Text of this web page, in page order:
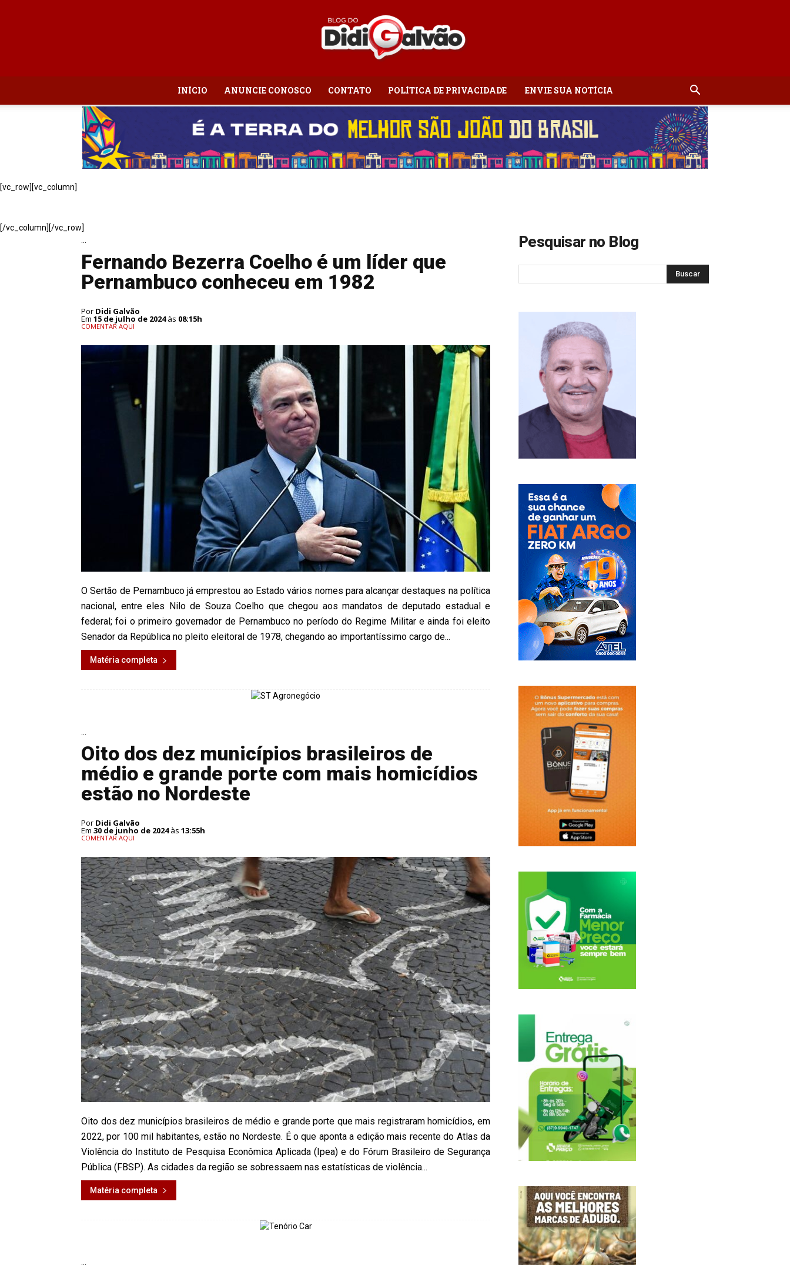
INÍCIO ANUNCIE CONOSCO CONTATO POLÍTICA DE PRIVACIDADE ENVIE SUA NOTÍCIA
[vc_row][vc_column]
[/vc_column][/vc_row]
...
Fernando Bezerra Coelho é um líder que
Pernambuco conheceu em 1982
Por Didi Galvão
Em 15 de julho de 2024às 08:15h
COMENTAR AQUI
O Sertão de Pernambuco já emprestou ao Estado vários nomes para alcançar destaques na política
nacional, entre eles Nilo de Souza Coelho que chegou aos mandatos de deputado estadual e
federal; foi o primeiro governador de Pernambuco no período do Regime Militar e ainda foi eleito
Senador da República no pleito eleitoral de 1978, chegando ao importantíssimo cargo de...
Matéria completa
...
Oito dos dez municípios brasileiros de
médio e grande porte com mais homicídios
estão no Nordeste
Por Didi Galvão
Em 30 de junho de 2024às 13:55h
COMENTAR AQUI
Oito dos dez municípios brasileiros de médio e grande porte que mais registraram homicídios, em
2022, por 100 mil habitantes, estão no Nordeste. É o que aponta a edição mais recente do Atlas da
Violência do Instituto de Pesquisa Econômica Aplicada (Ipea) e do Fórum Brasileiro de Segurança
Pública (FBSP). As cidades da região se sobressaem nas estatísticas de violência...
Matéria completa
Pesquisar no Blog